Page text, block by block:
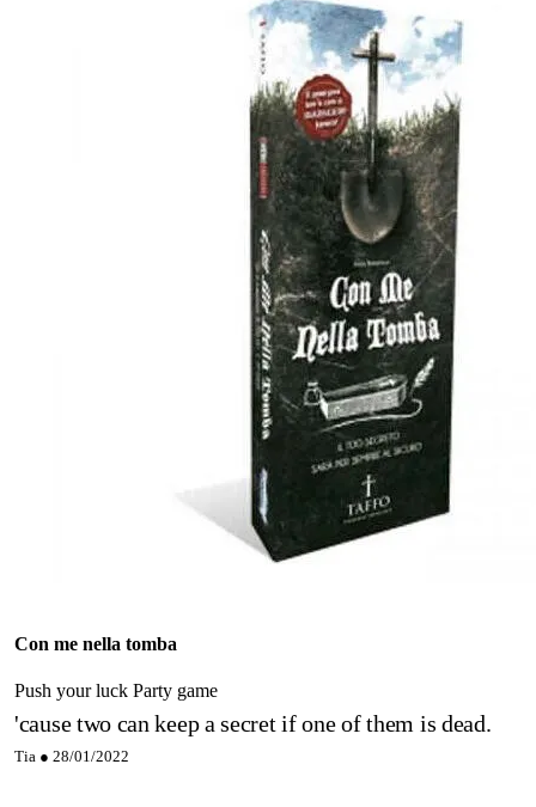
Con me nella tomba
Push your luck Party game
'cause two can keep a secret if one of them is dead.
Tia ● 28/01/2022